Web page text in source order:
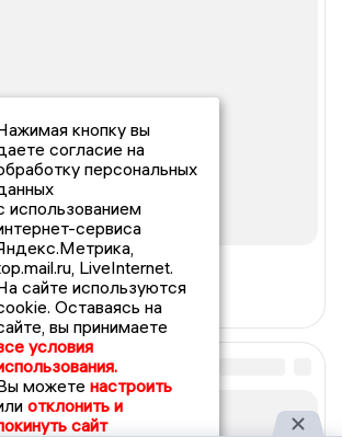
кнопку вы
согласие на
персональных
использованием
сервиса
LiveInternet.
сайте используются
Оставаясь на
вы принимаете
условия
можете настроить
отклонить и
сайт